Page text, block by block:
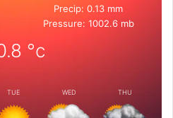
Precip: 0.13 mm
Pressure: 1002.6 mb
°c
TUE WED THU